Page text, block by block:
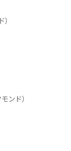
ンド）